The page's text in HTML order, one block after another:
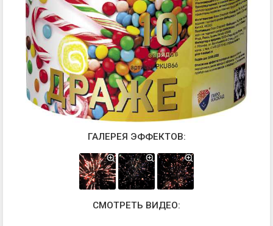
ГАЛЕРЕЯ ЭФФЕКТОВ:
СМОТРЕТЬ ВИДЕО: